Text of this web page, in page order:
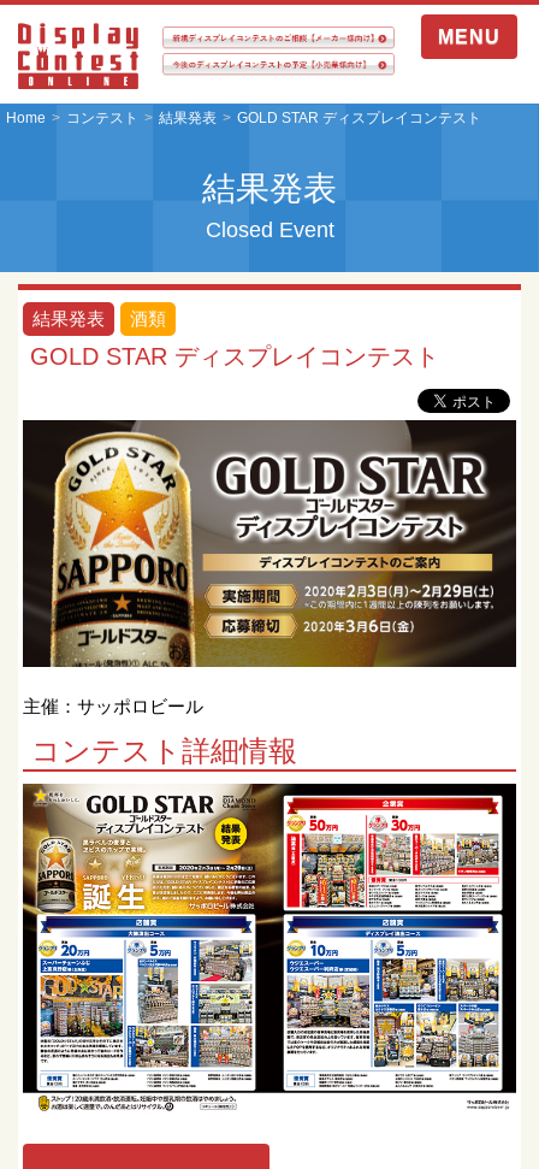
MENU
Home コンテスト 結果発表 GOLD STAR ディスプレイコンテスト
結果発表
Closed Event
結果発表 酒類
GOLD STAR ディスプレイコンテスト
主催：サッポロビール
コンテスト詳細情報